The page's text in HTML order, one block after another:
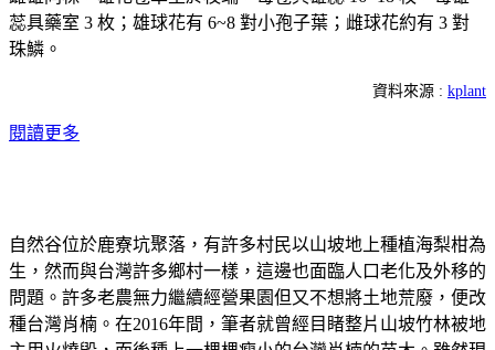
蕊具藥室 3 枚；雄球花有 6~8 對小孢子葉；雌球花約有 3 對
珠鱗。
資料來源 : kplant
閱讀更多
自然谷位於鹿寮坑聚落，有許多村民以山坡地上種植海梨柑為
生，然而與台灣許多鄉村一樣，這邊也面臨人口老化及外移的
問題。許多老農無力繼續經營果園但又不想將土地荒廢，便改
種台灣肖楠。在2016年間，筆者就曾經目睹整片山坡竹林被地